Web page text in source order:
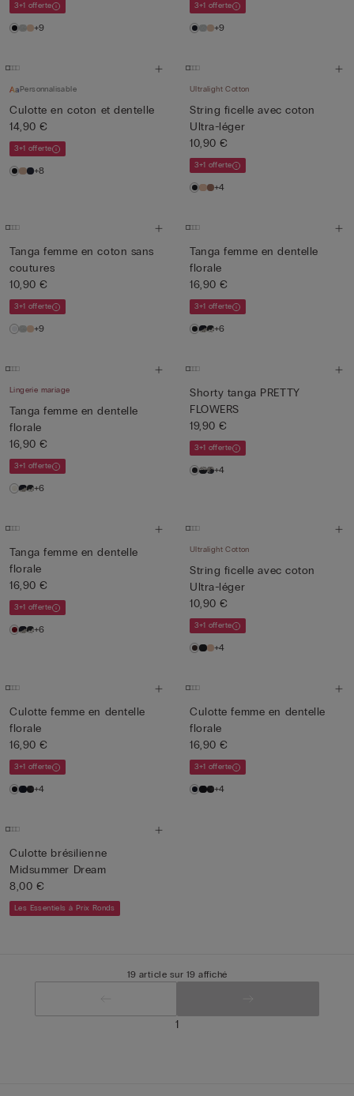
3+1 offerte
+9
3+1 offerte
+9
Personnalisable
Culotte en coton et dentelle
14,90 €
3+1 offerte
+8
Ultralight Cotton
String ficelle avec coton
Ultra-léger
10,90 €
3+1 offerte
+4
Tanga femme en coton sans
coutures
10,90 €
3+1 offerte
+9
Tanga femme en dentelle
florale
16,90 €
3+1 offerte
+6
Lingerie mariage
Tanga femme en dentelle
florale
16,90 €
3+1 offerte
+6
Shorty tanga PRETTY
FLOWERS
19,90 €
3+1 offerte
+4
Tanga femme en dentelle
florale
16,90 €
3+1 offerte
+6
Ultralight Cotton
String ficelle avec coton
Ultra-léger
10,90 €
3+1 offerte
+4
Culotte femme en dentelle
florale
16,90 €
3+1 offerte
+4
Culotte femme en dentelle
florale
16,90 €
3+1 offerte
+4
Culotte brésilienne
Midsummer Dream
8,00 €
Les Essentiels à Prix Ronds
19 article sur 19 affiché
1